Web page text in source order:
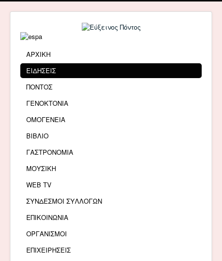
ΑΡΧΙΚΗ
ΕΙΔΗΣΕΙΣ
ΠΟΝΤΟΣ
ΓΕΝΟΚΤΟΝΙΑ
ΟΜΟΓΕΝΕΙΑ
ΒΙΒΛΙΟ
ΓΑΣΤΡΟΝΟΜΙΑ
ΜΟΥΣΙΚΗ
WEB TV
ΣΥΝΔΕΣΜΟΙ ΣΥΛΛΟΓΩΝ
ΕΠΙΚΟΙΝΩΝΙΑ
ΟΡΓΑΝΙΣΜΟΙ
ΕΠΙΧΕΙΡΗΣΕΙΣ